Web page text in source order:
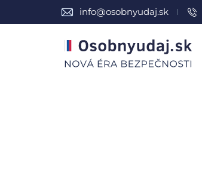
info@osobnyudaj.sk